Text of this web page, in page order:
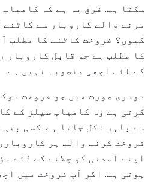
سکتا ہے. فرق یہ ہے کہ کامیاب
مرنے والے کاروبار سے کاٹنے
کیوں؟ فروخت کاٹنے کا مطلب
کا مطلب ہے جو قابل کاروبار
کے لئے اچھی منصوبہ نہیں ہے.
دوسری صورت میں جو فروخت
کرتی ہے وہ کامیاب سیلز کے
سے باہر نکل جاتا ہے. کسی
فروخت کرنے والے ہر
اپنے آمدنی کو چلانے کے لئے
ہوتی ہے. اگر آپ فروخت میں